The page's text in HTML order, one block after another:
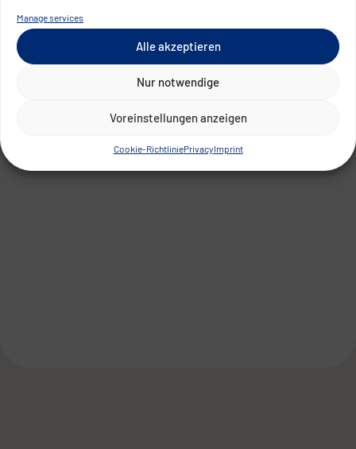
Manage services
Alle akzeptieren
Nur notwendige
Voreinstellungen anzeigen
Cookie-RichtliniePrivacyImprint